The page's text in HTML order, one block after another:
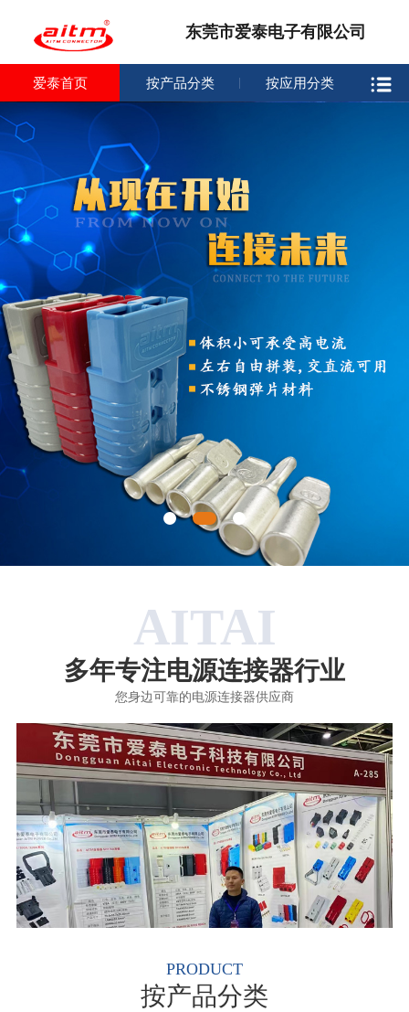
东莞市爱泰电子有限公司
爱泰首页 按产品分类 按应用分类
AITAI
多年专注电源连接器行业
您身边可靠的电源连接器供应商
PRODUCT
按产品分类